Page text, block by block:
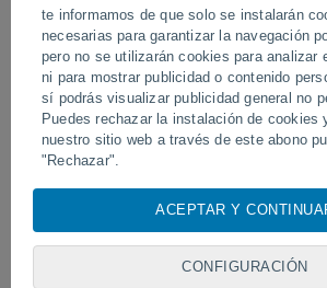
te informamos de que solo se instalarán
necesarias para garantizar la navegación
pero no se utilizarán cookies para analizar
ni para mostrar publicidad o contenido
sí podrás visualizar publicidad general no
Puedes rechazar la instalación de cookies
nuestro sitio web a través de este abono
"Rechazar".
cookies, identificadores únicos o
almacenar, acceder y procesar datos
visita en este sitio web, las direcciones IP
ACEPTAR Y
CONFIGURACIÓN
El tifón Dolphin sacude varias zonas
de China